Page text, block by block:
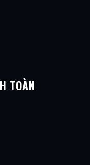
TOÀN